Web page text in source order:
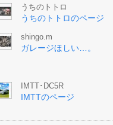
うちのトトロ
うちのトトロのページ
shingo.m
ガレージほしい…。
IMTT･DC5R
IMTTのページ